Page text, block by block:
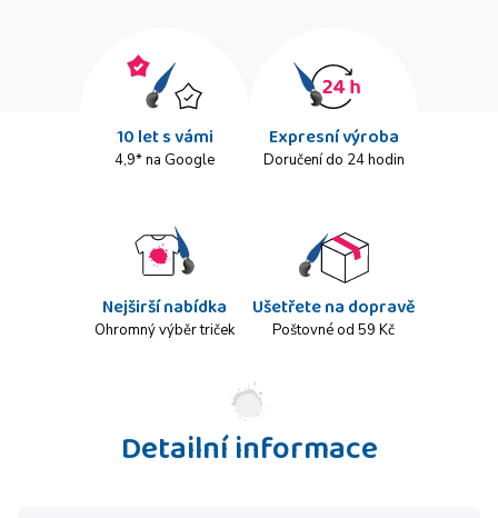
10 let s vámi
4,9* na Google
Expresní výroba
Doručení do 24 hodin
Nejširší nabídka
Ohromný výběr triček
Ušetřete na dopravě
Poštovné od 59 Kč
Detailní informace